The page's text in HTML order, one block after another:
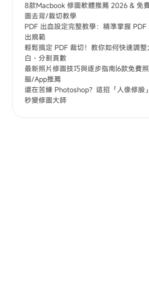
8款Macbook 修圖軟體推薦 2026 & 免
圖去背/裁切教學
PDF 出血設定完整教學：精準掌握
出規範
輕鬆搞定 PDF 裁切！教你如何快速調
白、分割頁數
最新照片修圖技巧與逐步指南|6款免費
腦/App推薦
還在苦練 Photoshop？這招「人像修臉
秒變修圖大師